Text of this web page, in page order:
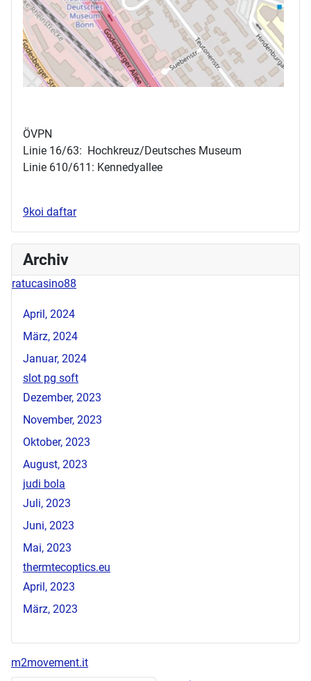
ÖVPN
Linie 16/63: Hochkreuz/Deutsches Museum
Linie 610/611: Kennedyallee
9koi daftar
Archiv
ratucasino88
April, 2024
März, 2024
Januar, 2024
slot pg soft
Dezember, 2023
November, 2023
Oktober, 2023
August, 2023
judi bola
Juli, 2023
Juni, 2023
Mai, 2023
thermtecoptics.eu
April, 2023
März, 2023
m2movement.it